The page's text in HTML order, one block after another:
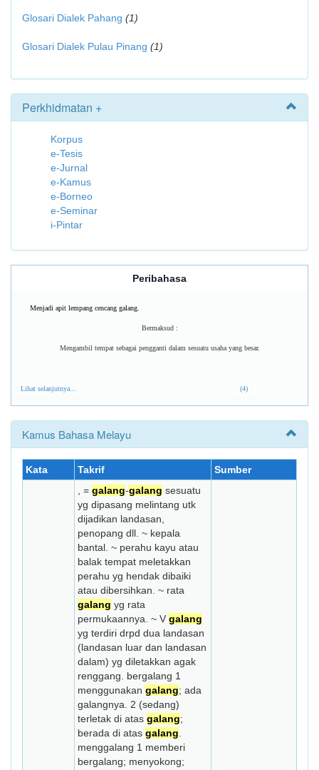
Glosari Dialek Pahang (1)
Glosari Dialek Pulau Pinang (1)
Perkhidmatan +
Korpus
e-Tesis
e-Jurnal
e-Kamus
e-Borneo
e-Seminar
i-Pintar
Peribahasa
Menjadi apit lempang cencang galang.
Bermaksud :
Mengambil tempat sebagai pengganti dalam sesuatu usaha yang besar.
Lihat selanjutnya... (4)
Kamus Bahasa Melayu
Kata Takrif
Sumber
, = galang-galang sesuatu
yg dipasang melintang utk
dijadikan landasan,
penopang dll. ~ kepala
bantal. ~ perahu kayu atau
balak tempat meletakkan
perahu yg hendak dibaiki
atau dibersihkan. ~ rata
galang yg rata
permukaannya. ~ V galang
yg terdiri drpd dua landasan
(landasan luar dan landasan
dalam) yg diletakkan agak
renggang. bergalang 1
menggunakan galang; ada
galangnya. 2 (sedang)
terletak di atas galang;
berada di atas galang
menggalang 1 memberi
bergalang; menyokong;